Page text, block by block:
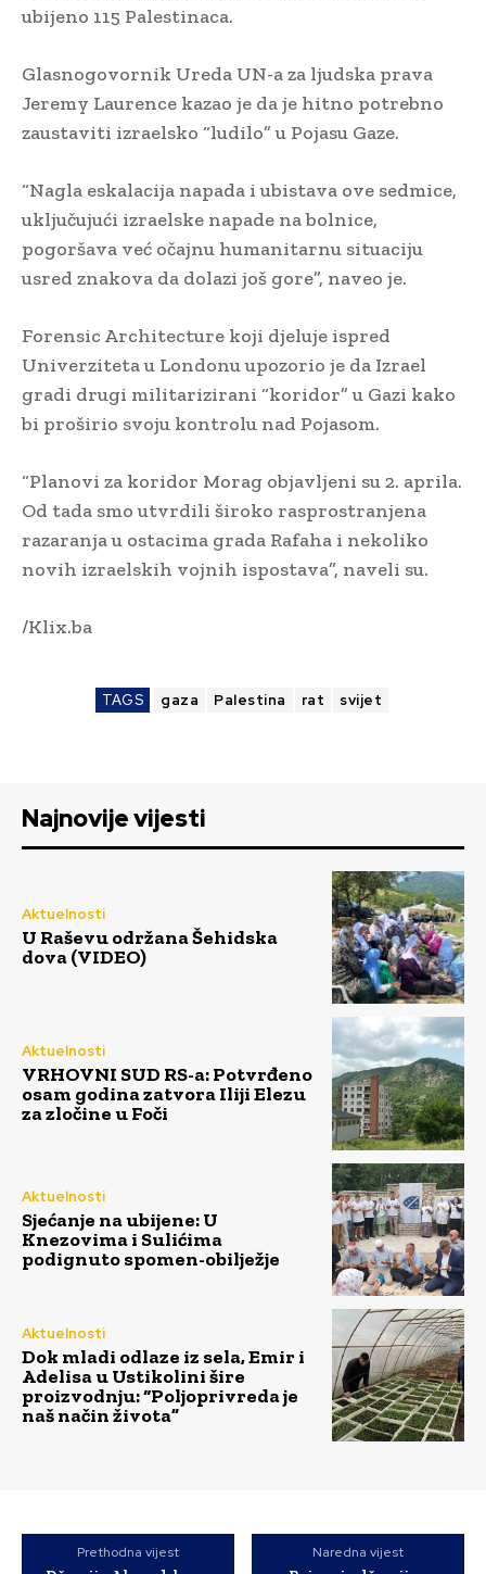
ubijeno 115 Palestinaca.
Glasnogovornik Ureda UN-a za ljudska prava
Jeremy Laurence kazao je da je hitno potrebno
zaustaviti izraelsko “ludilo” u Pojasu Gaze.
“Nagla eskalacija napada i ubistava ove sedmice,
uključujući izraelske napade na bolnice,
pogoršava već očajnu humanitarnu situaciju
usred znakova da dolazi još gore”, naveo je.
Forensic Architecture koji djeluje ispred
Univerziteta u Londonu upozorio je da Izrael
gradi drugi militarizirani “koridor” u Gazi kako
bi proširio svoju kontrolu nad Pojasom.
“Planovi za koridor Morag objavljeni su 2. aprila.
Od tada smo utvrdili široko rasprostranjena
razaranja u ostacima grada Rafaha i nekoliko
novih izraelskih vojnih ispostava”, naveli su.
/Klix.ba
TAGS gaza Palestina rat svijet
Najnovije vijesti
Aktuelnosti
U Raševu održana Šehidska
dova (VIDEO)
Aktuelnosti
VRHOVNI SUD RS-a: Potvrđeno
osam godina zatvora Iliji Elezu
za zločine u Foči
Aktuelnosti
Sjećanje na ubijene: U
Knezovima i Sulićima
podignuto spomen-obilježje
Aktuelnosti
Dok mladi odlaze iz sela, Emir i
Adelisa u Ustikolini šire
proizvodnju: “Poljoprivreda je
naš način života”
Prethodna vijest Naredna vijest